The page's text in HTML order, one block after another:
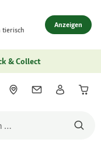
tierisch
Anzeigen
& Collect